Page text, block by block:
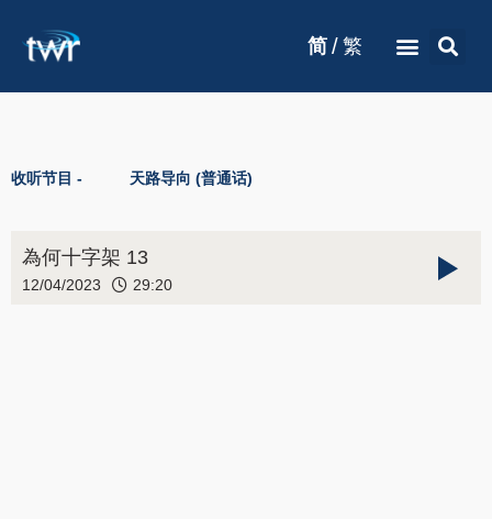
简 / 繁
收听节目 - 天路导向 (普通话)
為何十字架 13
12/04/2023 29:20